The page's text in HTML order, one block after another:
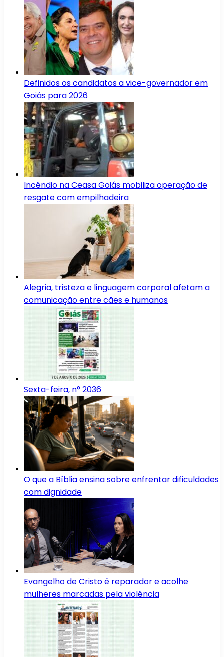
Definidos os candidatos a vice-governador em
Goiás para 2026
Incêndio na Ceasa Goiás mobiliza operação de
resgate com empilhadeira
Alegria, tristeza e linguagem corporal afetam a
comunicação entre cães e humanos
Sexta-feira, n° 2036
O que a Bíblia ensina sobre enfrentar dificuldades
com dignidade
Evangelho de Cristo é reparador e acolhe
mulheres marcadas pela violência